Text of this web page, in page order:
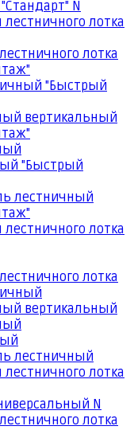
N
лотка
лотка
"Быстрый
вертикальный
"Быстрый
лестничный
лотка
лотка
вертикальный
лестничный
лотка
N
лотка